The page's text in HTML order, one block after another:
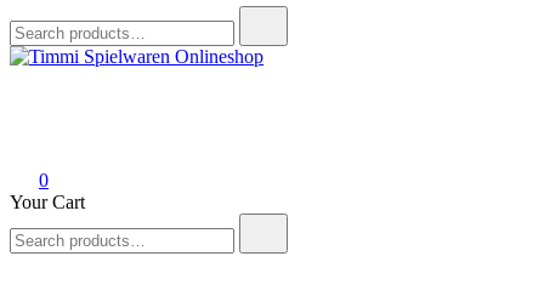
for:
0
Your Cart
for: